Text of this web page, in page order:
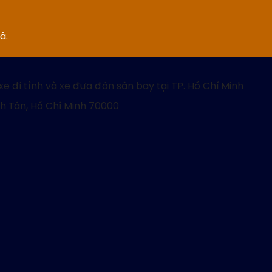
đi tỉnh và xe đưa đón sân bay tại TP. Hồ Chí Minh
Tân, Hồ Chí Minh 70000